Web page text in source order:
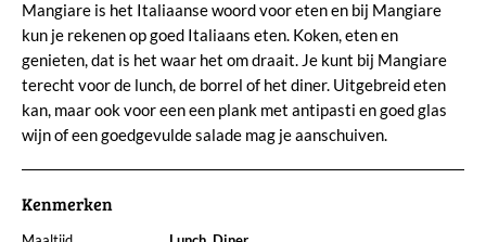
Mangiare is het Italiaanse woord voor eten en bij Mangiare
kun je rekenen op goed Italiaans eten. Koken, eten en
genieten, dat is het waar het om draait. Je kunt bij Mangiare
terecht voor de lunch, de borrel of het diner. Uitgebreid eten
kan, maar ook voor een een plank met antipasti en goed glas
wijn of een goedgevulde salade mag je aanschuiven.
Kenmerken